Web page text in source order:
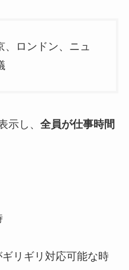
、ロンドン、ニュ
示し、 全員が仕事時間
ギリギリ対応可能な時